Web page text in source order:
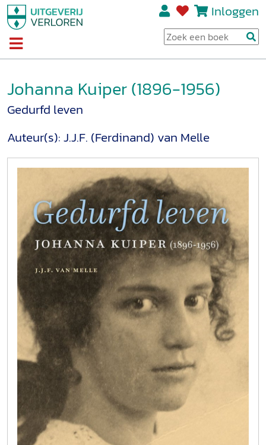
Inloggen
Johanna Kuiper (1896-1956)
Gedurfd leven
Auteur(s):J.J.F. (Ferdinand) van Melle